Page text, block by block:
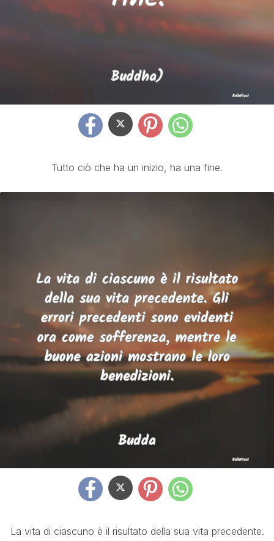
Tutto ciò che ha un inizio, ha una fine.
La vita di ciascuno è il risultato della sua vita precedente.